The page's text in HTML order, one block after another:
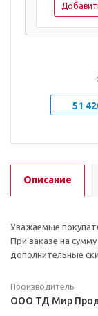
51
Описание
Уважаемые
При заказе на
дополнительные
Производитель
ООО ТД Мир